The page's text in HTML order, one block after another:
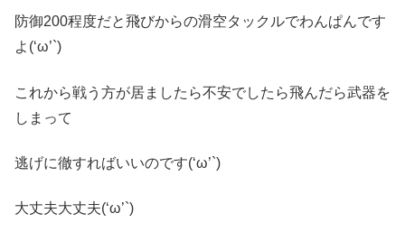
防御200程度だと飛びからの滑空タックルでわんぱんです
よ(‘ω’`)
これから戦う方が居ましたら不安でしたら飛んだら武器を
しまって
逃げに徹すればいいのです(‘ω’`)
大丈夫大丈夫(‘ω’`)